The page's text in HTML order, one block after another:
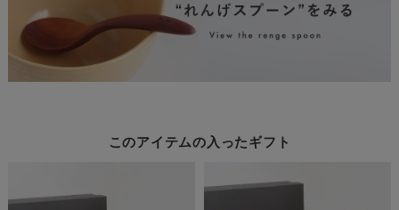
このアイテムの入ったギフト